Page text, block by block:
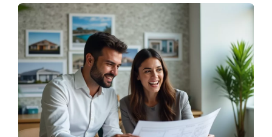
comprador primerizo.
¿Es posible combinar diferentes programas?
Sí, muchos compradores utilizan combinaciones de
préstamos FHA con subvenciones locales o asistencia
estatal para maximizar sus beneficios.
¿Cómo puedo comenzar el proceso?